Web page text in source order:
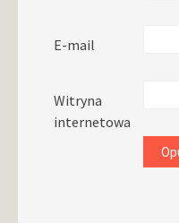
E-mail
Witryna
internetowa